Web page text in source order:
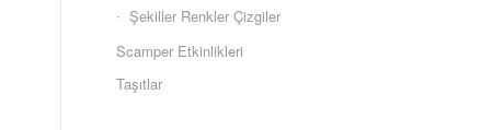
Şekiller Renkler Çizgiler
Scamper Etkinlikleri
Taşıtlar